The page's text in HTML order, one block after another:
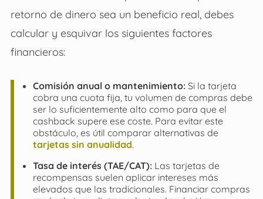
retorno de dinero sea un beneficio real, debes
calcular y esquivar los siguientes factores
financieros:
Comisión anual o mantenimiento:Si la tarjeta
cobra una cuota fija, tu volumen de compras debe
ser lo suficientemente alto como para que el
cashback supere ese coste. Para evitar este
obstáculo, es útil comparar alternativas de
tarjetas sin anualidad.
Tasa de interés (TAE/CAT):Las tarjetas de
recompensas suelen aplicar intereses más
elevados que las tradicionales. Financiar compras